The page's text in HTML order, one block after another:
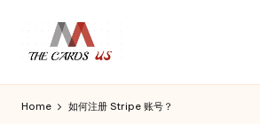
S
of
Home 如何注册 Stripe 账号？